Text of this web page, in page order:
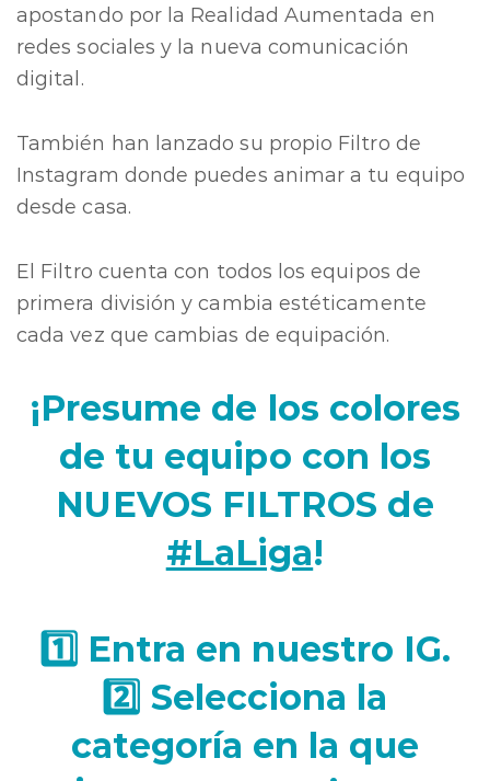
apostando por la Realidad Aumentada en
redes sociales y la nueva comunicación
digital.
También han lanzado su propio Filtro de
Instagram donde puedes animar a tu equipo
desde casa.
El Filtro cuenta con todos los equipos de
primera división y cambia estéticamente
cada vez que cambias de equipación.
¡Presume de los colores
de tu equipo con los
NUEVOS FILTROS de
#LaLiga!
1️⃣ Entra en nuestro IG.
2️⃣ Selecciona la
categoría en la que